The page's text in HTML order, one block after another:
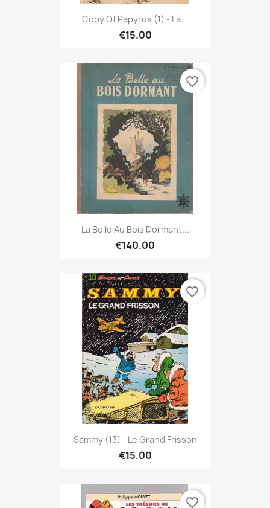
Copy Of Papyrus (1) - La...
€15.00
La Belle Au Bois Dormant...
€140.00
favorite_border
Sammy (13) - Le Grand Frisson
€15.00
favorite_border
favorite_border